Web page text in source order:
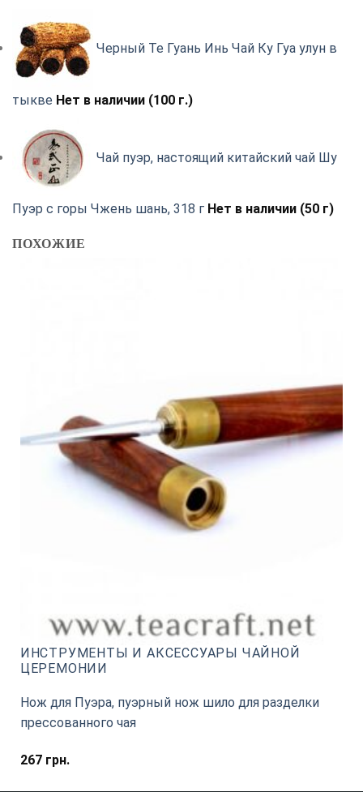
Черный Те Гуань Инь Чай Ку Гуа улун в
тыкве Нет в наличии (100 г.)
Чай пуэр, настоящий китайский чай Шу
Пуэр с горы Чжень шань, 318 г Нет в наличии (50 г)
ПОХОЖИЕ
ИНСТРУМЕНТЫ И АКСЕССУАРЫ ЧАЙНОЙ
ЦЕРЕМОНИИ
Нож для Пуэра, пуэрный нож шило для разделки
прессованного чая
267грн.